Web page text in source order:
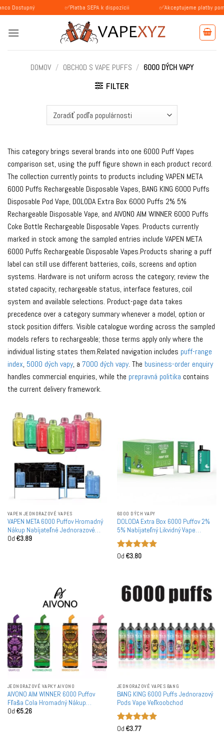
Skip
to
content
✅Platba SEPA k dispozícii ✅Akceptujeme platby pomocou
DOMOV / OBCHOD S VAPE PUFFS / 6000 DÝCH VAPY
FILTER
This category brings several brands into one 6000 Puff Vapes
comparison set, using the puff figure shown in each product record.
The collection currently points to products including VAPEN META
6000 Puffs Rechargeable Disposable Vapes, BANG KING 6000 Puffs
Disposable Pod Vape, DOLODA Extra Box 6000 Puffs 2% 5%
Rechargeable Disposable Vape, and AIVONO AIM WINNER 6000 Puffs
Coke Bottle Rechargeable Disposable Vapes. Products currently
marked in stock among the sampled entries include VAPEN META
6000 Puffs Rechargeable Disposable Vapes.Products sharing a puff
label can still use different batteries, coils, screens and option
systems. Hardware is not uniform across the category; review the
stated capacity, rechargeable status, interface features, coil
system and available selections. Product-page data takes
precedence over a category summary whenever a model, option or
stock position differs. Visible catalogue wording across the sampled
models refers to rechargeable; those terms apply only where the
individual listing states them.Related navigation includes puff-range
index, 5000 dých vapy, a 7000 dých vapy. The business-order enquiry
handles commercial enquiries, while the prepravná politika contains
the current delivery framework.
VAPEN JEDNORAZOVÉ VAPES
VAPEN META 6000 Puffov Hromadný
Nákup Nabíjateľné Jednorazové
Vapes Veľkoobchod
Od €3.89
6000 DÝCH VAPY
DOLODA Extra Box 6000 Puffov 2%
5% Nabíjateľný Likvidný Vape
Veľkoobchod
Hodnotenie
Od €3.80
JEDNORAZOVÉ VAPKY AIVONO
AIVONO AIM WINNER 6000 Puffov
Fľaša Cola Hromadný Nákup
Nabíjateľné Jednorazové Vapes
Od €5.26
JEDNORAZOVÉ VAPES BANG
BANG KING 6000 Puffs Jednorazový
Pods Vape Veľkoobchod
Hodnotenie
Od €3.77